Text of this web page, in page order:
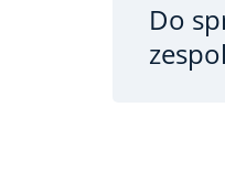
Do